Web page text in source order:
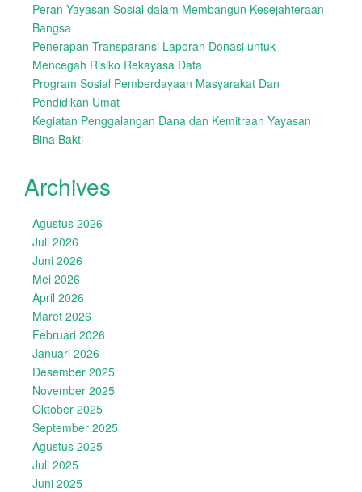
Peran Yayasan Sosial dalam Membangun Kesejahteraan
Bangsa
Penerapan Transparansi Laporan Donasi untuk
Mencegah Risiko Rekayasa Data
Program Sosial Pemberdayaan Masyarakat Dan
Pendidikan Umat
Kegiatan Penggalangan Dana dan Kemitraan Yayasan
Bina Bakti
Archives
Agustus 2026
Juli 2026
Juni 2026
Mei 2026
April 2026
Maret 2026
Februari 2026
Januari 2026
Desember 2025
November 2025
Oktober 2025
September 2025
Agustus 2025
Juli 2025
Juni 2025